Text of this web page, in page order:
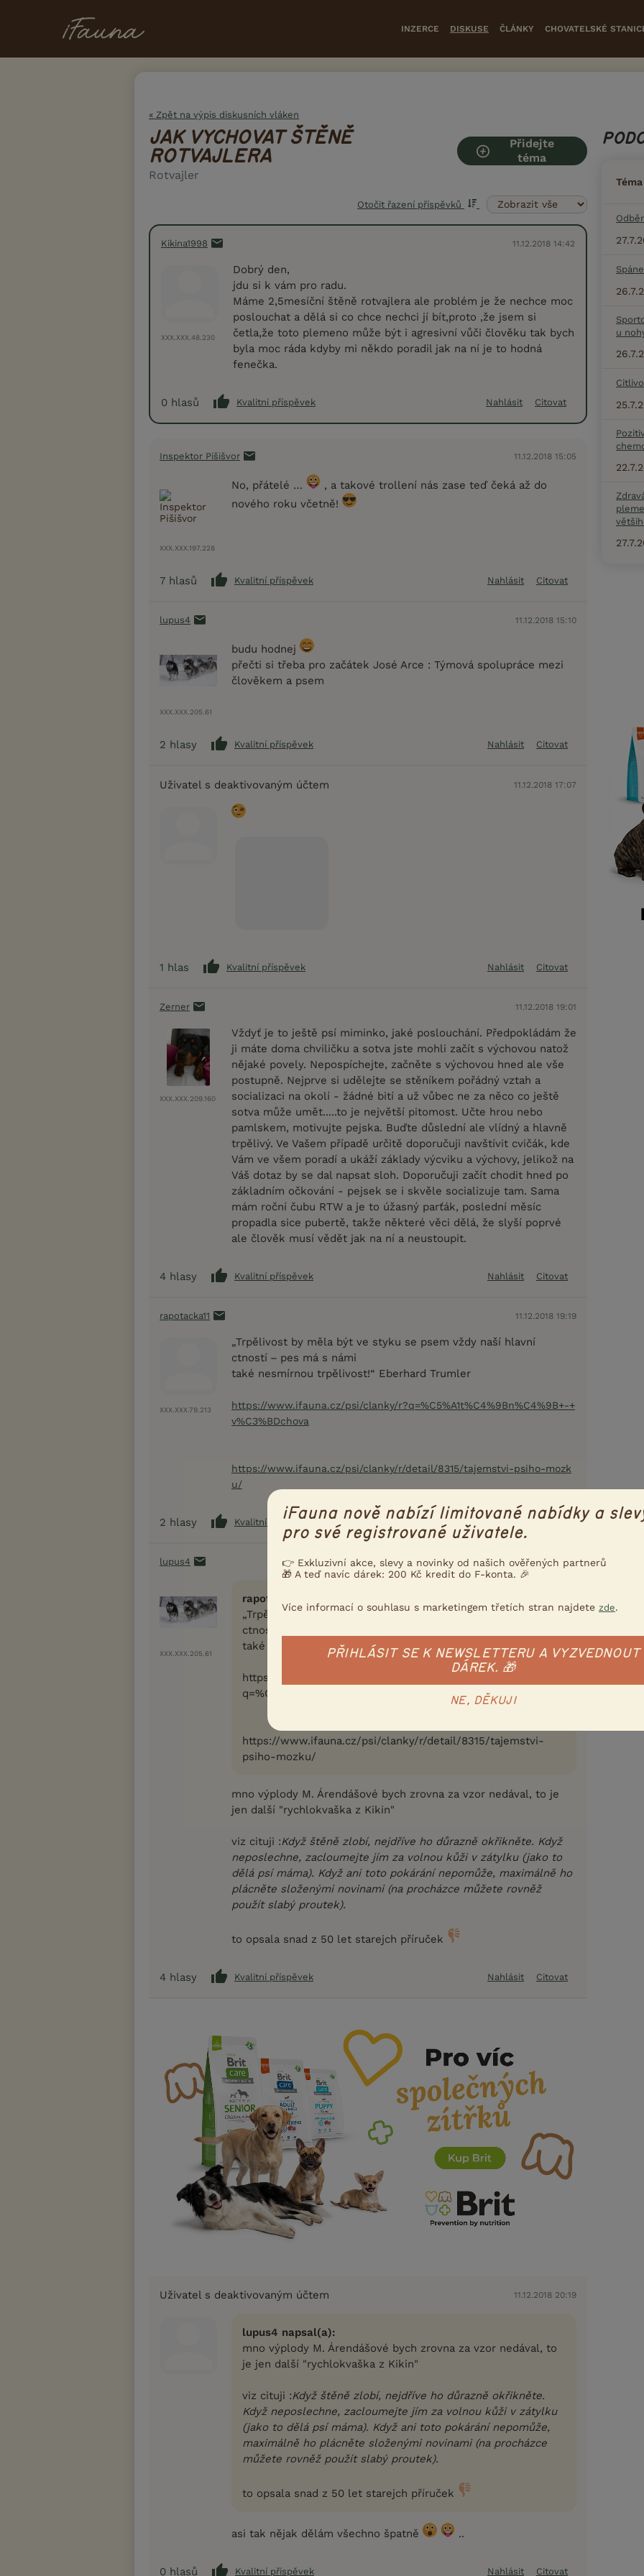
INZERCE DISKUSE ČLÁNKY CHOVATELSKÉ
« Zpět na výpis diskusních vláken
JAK VYCHOVAT ŠTĚNĚ
ROTVAJLERA
Rotvajler
Přidejte
téma
Otočit řazení příspěvků
Kikina1998 11.12.2018 14:42
XXX.XXX.48.230
Dobrý den,
jdu si k vám pro radu.
Máme 2,5mesíční štěně rotvajlera ale problém je že nechce moc
poslouchat a dělá si co chce nechci jí bít,proto ,že jsem si
četla,že toto plemeno může být i agresivní vůči člověku tak bych
byla moc ráda kdyby mi někdo poradil jak na ní je to hodná
fenečka.
0 hlasů Kvalitní příspěvek Nahlásit Citovat
Inspektor Pišišvor 11.12.2018 15:05
XXX.XXX.197.228
No, přátelé …
, a takové trollení nás zase teď čeká až do
nového roku včetně!
7 hlasů Kvalitní příspěvek Nahlásit Citovat
lupus4 11.12.2018 15:10
XXX.XXX.205.61
budu hodnej
přečti si třeba pro začátek José Arce : Týmová spolupráce mezi
člověkem a psem
2 hlasy Kvalitní příspěvek Nahlásit Citovat
Uživatel s deaktivovaným účtem 11.12.2018 17:07
1 hlas Kvalitní příspěvek Nahlásit Citovat
Zerner 11.12.2018 19:01
XXX.XXX.209.160
Vždyť je to ještě psí miminko, jaké poslouchání. Předpokládám že
ji máte doma chviličku a sotva jste mohli začít s výchovou natož
nějaké povely. Nepospíchejte, začněte s výchovou hned ale vše
postupně. Nejprve si udělejte se stěníkem pořádný vztah a
socializaci na okolí - žádné bití a už vůbec ne za něco co ještě
sotva může umět.....to je největší pitomost. Učte hrou nebo
pamlskem, motivujte pejska. Buďte důslední ale vlídný a hlavně
trpělivý. Ve Vašem případě určitě doporučuji navštívit cvičák, kde
Vám ve všem poradí a ukáží základy výcviku a výchovy, jelikož na
Váš dotaz by se dal napsat sloh. Doporučuji začít chodit hned po
základním očkování - pejsek se i skvěle socializuje tam. Sama
mám roční čubu RTW a je to úžasný parťák, poslední měsíc
propadla sice pubertě, takže některé věci dělá, že slyší poprvé
ale člověk musí vědět jak na ní a neustoupit.
4 hlasy Kvalitní příspěvek Nahlásit Citovat
rapotacka11 11.12.2018 19:19
XXX.XXX.79.213
„Trpělivost by měla být ve styku se psem vždy naší hlavní
ctností – pes má s námi
také nesmírnou trpělivost!“ Eberhard Trumler
https://www.ifauna.cz/psi/clanky/r?q=%C5%A1t%C4%9Bn%C4%9B+-+
v%C3%BDchova
https://www.ifauna.cz/psi/clanky/r/detail/8315/tajemstvi-psiho-mozk
u/
2 hlasy Kvalitní příspěvek Nahlásit Citovat
lupus4 11.12.2018 19:46
XXX.XXX.205.61
rapotacka11 napsal(a):
„Trpělivost by měla být ve styku se psem vždy naší hlavní
ctností – pes má s námi
také nesmírnou trpělivost!“ Eberhard Trumler
https://www.ifauna.cz/psi/clanky/r?
q=%C5%A1t%C4%9Bn%C4%9B+-+v%C3%BDchova
https://www.ifauna.cz/psi/clanky/r/detail/8315/tajemstvi-
psiho-mozku/
mno výplody M. Árendášové bych zrovna za vzor nedával, to je
jen další "rychlokvaška z Kikin"
viz cituji :Když štěně zlobí, nejdříve ho důrazně okřikněte. Když
neposlechne, zacloumejte jím za volnou kůži v zátylku (jako to
dělá psí máma). Když ani toto pokárání nepomůže, maximálně ho
plácněte složenými novinami (na procházce můžete rovněž
použít slabý proutek).
to opsala snad z 50 let starejch příruček
4 hlasy Kvalitní příspěvek Nahlásit Citovat
Uživatel s deaktivovaným účtem 11.12.2018 20:19
lupus4 napsal(a):
mno výplody M. Árendášové bych zrovna za vzor nedával, to
je jen další "rychlokvaška z Kikin"
viz cituji :Když štěně zlobí, nejdříve ho důrazně okřikněte.
Když neposlechne, zacloumejte jím za volnou kůži v zátylku
(jako to dělá psí máma). Když ani toto pokárání nepomůže,
maximálně ho plácněte složenými novinami (na procházce
můžete rovněž použít slabý proutek).
to opsala snad z 50 let starejch příruček
asi tak nějak dělám všechno špatně ..
0 hlasů Kvalitní příspěvek Nahlásit Citovat
Téma
u
iFauna nově nabízí limitované nabídky a
pro své registrované uživatele.
👉 Exkluzivní akce, slevy a novinky od našich ověřených partnerů
🎁 A teď navíc dárek: 200 Kč kredit do F-konta. 🎉
Více informací o souhlasu s marketingem třetích stran najdete zde.
PŘIHLÁSIT SE K NEWSLETTERU A VYZVEDNOUT
DÁREK. 🎁
NE, DĚKUJI